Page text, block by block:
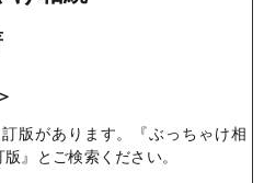
版があります。『ぶっちゃけ相
』とご検索ください。